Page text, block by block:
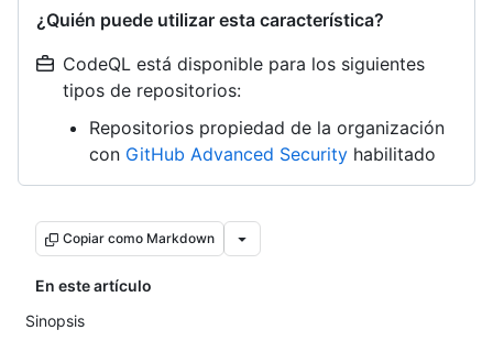
¿Quién puede utilizar esta característica?
CodeQL está disponible para los siguientes
tipos de repositorios:
Repositorios propiedad de la organización
con GitHub Advanced Security habilitado
Copiar como Markdown
En este artículo
Sinopsis